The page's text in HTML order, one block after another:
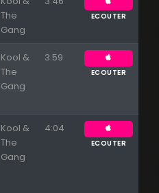
The
Gang
ECOUTER
Kool &
The
Gang
3:59
ECOUTER
Kool &
The
Gang
4:04
ECOUTER